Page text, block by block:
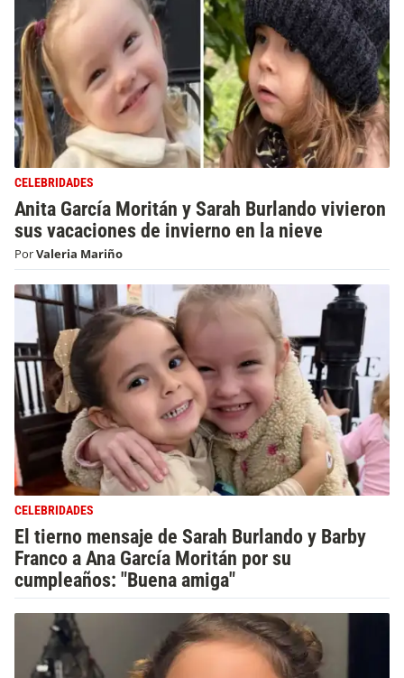
CELEBRIDADES
Anita García Moritán y Sarah Burlando vivieron
sus vacaciones de invierno en la nieve
PorValeria Mariño
CELEBRIDADES
El tierno mensaje de Sarah Burlando y Barby
Franco a Ana García Moritán por su
cumpleaños: "Buena amiga"